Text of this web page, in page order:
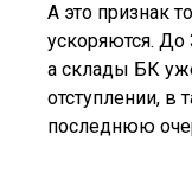
А это признак
ускоряются. До
а склады БК
отступлении, в
последнюю